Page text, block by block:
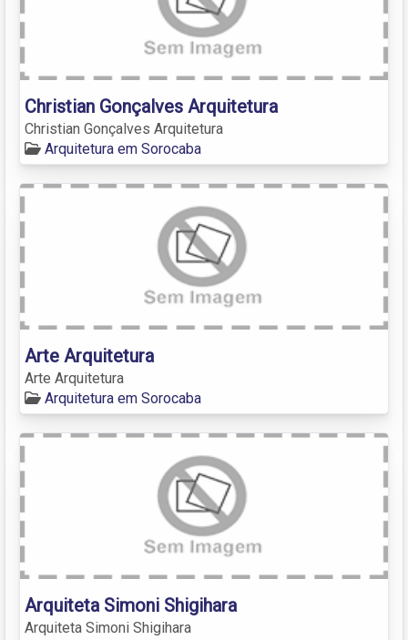
Christian Gonçalves Arquitetura
Christian Gonçalves Arquitetura
Arquitetura em Sorocaba
Arte Arquitetura
Arte Arquitetura
Arquitetura em Sorocaba
Arquiteta Simoni Shigihara
Arquiteta Simoni Shigihara